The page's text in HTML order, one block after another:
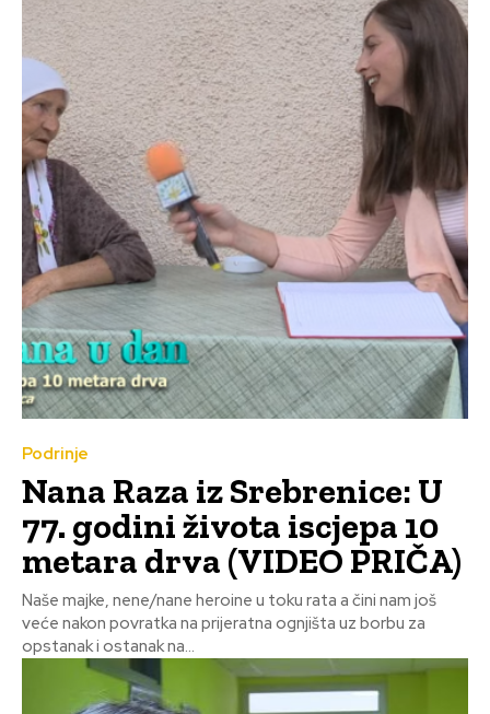
Podrinje
Nana Raza iz Srebrenice: U
77. godini života iscjepa 10
metara drva (VIDEO PRIČA)
Naše majke, nene/nane heroine u toku rata a čini nam još
veće nakon povratka na prijeratna ognjišta uz borbu za
opstanak i ostanak na...